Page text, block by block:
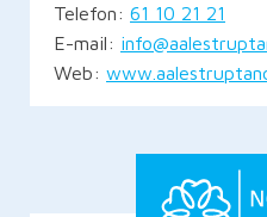
Telefon: 61 10 21 21
E-mail:
Web: